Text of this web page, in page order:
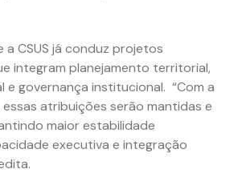
a CSUS já conduz projetos
integram planejamento territorial,
e governança institucional. “Com a
essas atribuições serão mantidas e
maior estabilidade
executiva e integração